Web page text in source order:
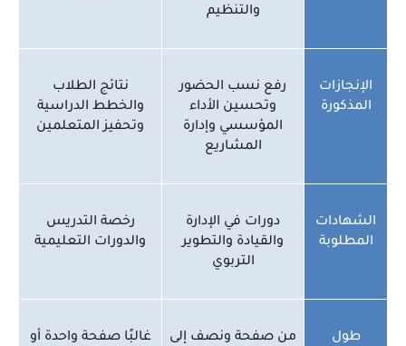
والتنظيم
الإنجازات
المذكورة
رفع نسب الحضور
وتحسين الأداء
المؤسسي وإدارة
المشاريع
نتائج الطلاب
والخطط الدراسية
وتحفيز المتعلمين
الشهادات
المطلوبة
دورات في الإدارة
والقيادة والتطوير
التربوي
رخصة التدريس
والدورات التعليمية
طول
من صفحة ونصف إلى
غالبًا صفحة واحدة أو